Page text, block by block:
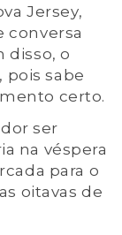
Jersey,
conversa
disso, o
sabe
certo.
ser
na véspera
para o
oitavas de